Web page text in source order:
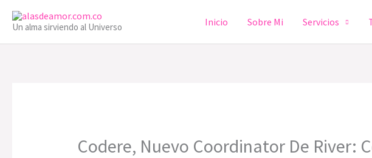
Un alma sirviendo al Universo Inicio Sobre Mi Servicios
Codere, Nuevo Coordinator De River: